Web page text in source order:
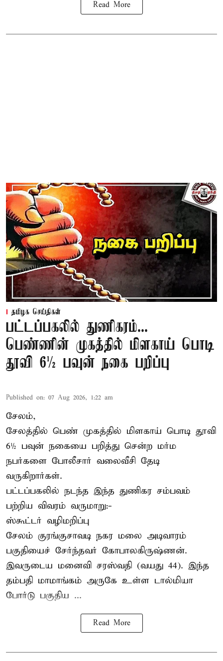
Read More
தமிழக செய்திகள்
பட்டப்பகலில் துணிகரம்...
பெண்ணின் முகத்தில் மிளகாய் பொடி
தூவி 6½ பவுன் நகை பறிப்பு
Published on: 07 Aug 2026, 1:22 am
சேலம்,
சேலத்தில் பெண் முகத்தில் மிளகாய் பொடி தூவி
6½ பவுன் நகையை பறித்து சென்ற மர்ம
நபர்களை போலீசார் வலைவீசி தேடி
வருகிறார்கள்.
பட்டப்பகலில் நடந்த இந்த துணிகர சம்பவம்
பற்றிய விவரம் வருமாறு:-
ஸ்கூட்டர் வழிமறிப்பு
சேலம் குரங்குசாவடி நகர மலை அடிவாரம்
பகுதியைச் சேர்ந்தவர் கோபாலகிருஷ்ணன்.
இவருடைய மனைவி சரஸ்வதி (வயது 44). இந்த
தம்பதி மாமாங்கம் அருகே உள்ள டால்மியா
போர்டு பகுதிய ...
Read More